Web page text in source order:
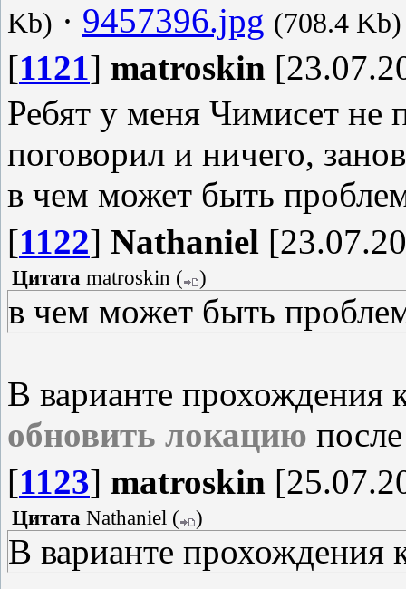
Kb) · 9457396.jpg (708.4 Kb)
[1121] matroskin
Ребят у меня Чимисет не
поговорил и ничего,
в чем может быть
[1122] Nathaniel
Цитата matroskin ( )
в чем может быть
В варианте прохождения
обновить локацию
[1123] matroskin
Цитата Nathaniel ( )
В варианте прохождения